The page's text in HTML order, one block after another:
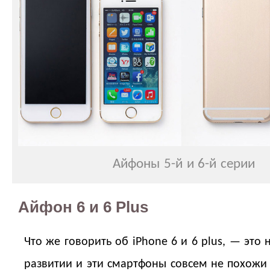
Айфоны 5-й и 6-й серии
Айфон 6 и 6 Plus
Что же говорить об iPhone 6 и 6 plus, — это
развитии и эти смартфоны совсем не похожи